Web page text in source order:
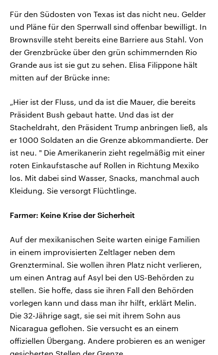
Für den Südosten von Texas ist das nicht neu. Gelder
und Pläne für den Sperrwall sind offenbar bewilligt. In
Brownsville steht bereits eine Barriere aus Stahl. Von
der Grenzbrücke über den grün schimmernden Rio
Grande aus ist sie gut zu sehen. Elisa Filippone hält
mitten auf der Brücke inne:
„Hier ist der Fluss, und da ist die Mauer, die bereits
Präsident Bush gebaut hatte. Und das ist der
Stacheldraht, den Präsident Trump anbringen ließ, als
er 1000 Soldaten an die Grenze abkommandierte. Der
ist neu. " Die Amerikanerin zieht regelmäßig mit einer
roten Einkaufstasche auf Rollen in Richtung Mexiko
los. Mit dabei sind Wasser, Snacks, manchmal auch
Kleidung. Sie versorgt Flüchtlinge.
Farmer: Keine Krise der Sicherheit
Auf der mexikanischen Seite warten einige Familien
in einem improvisierten Zeltlager neben dem
Grenzterminal. Sie wollen ihren Platz nicht verlieren,
um einen Antrag auf Asyl bei den US-Behörden zu
stellen. Sie hoffe, dass sie ihren Fall den Behörden
vorlegen kann und dass man ihr hilft, erklärt Melin.
Die 32-Jährige sagt, sie sei mit ihrem Sohn aus
Nicaragua geflohen. Sie versucht es an einem
offiziellen Übergang. Andere probieren es an weniger